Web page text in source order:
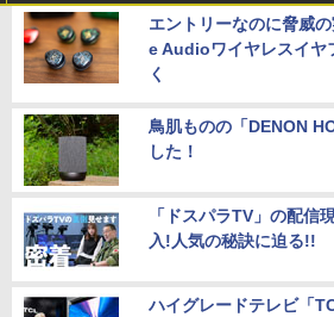
エントリーなのに脅威
e Audioワイヤレスイヤ
く
鳥肌ものの「DENON
した！
「ドスパラTV」の配信
入!人気の秘訣に迫る!!
ハイグレードテレビ「